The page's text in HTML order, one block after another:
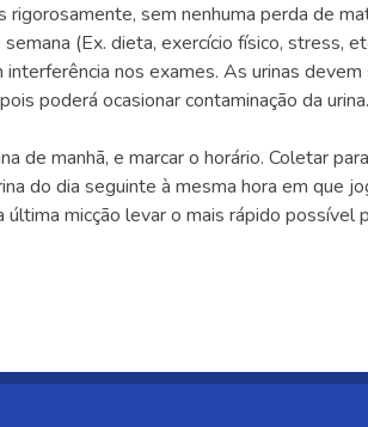
sem nenhuma perda de
(Ex. dieta, exercício físico, stress,
nos exames. As urinas
poderá ocasionar contaminação da urina.
de manhã, e marcar o horário. Coletar
do dia seguinte à mesma hora em que
micção levar o mais rápido possível